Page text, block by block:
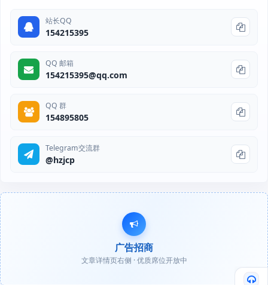
站长QQ
154215395
QQ 邮箱
154215395@qq.com
QQ 群
154895805
Telegram交流群
@hzjcp
广告招商
文章详情页右侧 · 优质席位开放中